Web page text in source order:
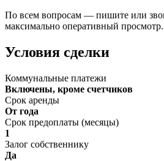
По всем вопросам — пишите или
максимально оперативный просмотр.
Условия сделки
Коммунальные платежи
Включены, кроме счетчиков
Срок аренды
От года
Срок предоплаты (месяцы)
1
Залог собственнику
Да